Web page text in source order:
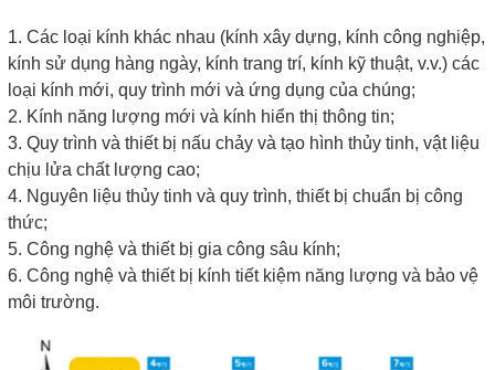
1. Các loại kính khác nhau (kính xây dựng, kính công nghiệp,
kính sử dụng hàng ngày, kính trang trí, kính kỹ thuật, v.v.) các
loại kính mới, quy trình mới và ứng dụng của chúng;
2. Kính năng lượng mới và kính hiển thị thông tin;
3. Quy trình và thiết bị nấu chảy và tạo hình thủy tinh, vật liệu
chịu lửa chất lượng cao;
4. Nguyên liệu thủy tinh và quy trình, thiết bị chuẩn bị công
thức;
5. Công nghệ và thiết bị gia công sâu kính;
6. Công nghệ và thiết bị kính tiết kiệm năng lượng và bảo vệ
môi trường.